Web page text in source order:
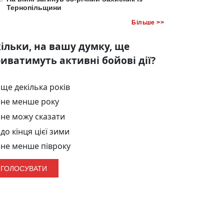
Тернопільщини
Більше >>
на вашу думку, ще
активні бойові дії?
ще декілька років
не менше року
не можу сказати
до кінця цієї зими
не менше півроку